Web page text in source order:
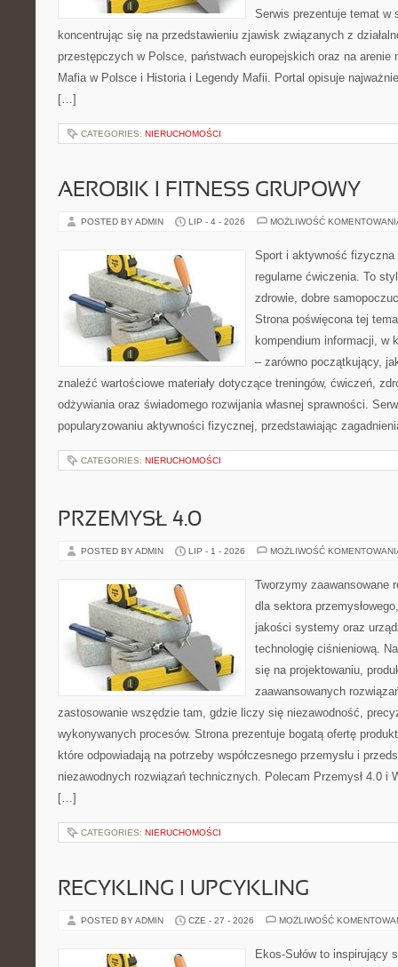
Serwis prezentuje temat w
koncentrując się na przedstawieniu zjawisk związanych z
przestępczych w Polsce, państwach europejskich oraz na arenie
Mafia w Polsce i Historia i Legendy Mafii. Portal opisuje
[…]
CATEGORIES: NIERUCHOMOŚCI
AEROBIK I FITNESS GRUPOWY
POSTED BY ADMIN LIP - 4 - 2026 MOŻLIWOŚĆ
Sport i aktywność
regularne ćwiczenia. To
zdrowie, dobre
Strona poświęcona tej
kompendium informacji, w
– zarówno początkujący,
znaleźć wartościowe materiały dotyczące treningów, ćwiczeń,
odżywiania oraz świadomego rozwijania własnej sprawności.
popularyzowaniu aktywności fizycznej, przedstawiając
CATEGORIES: NIERUCHOMOŚCI
PRZEMYSŁ 4.0
POSTED BY ADMIN LIP - 1 - 2026 MOŻLIWOŚĆ
Tworzymy zaawansowane
dla sektora
jakości systemy oraz
technologię ciśnieniową.
się na projektowaniu,
zaawansowanych
zastosowanie wszędzie tam, gdzie liczy się niezawodność,
wykonywanych procesów. Strona prezentuje bogatą ofertę
które odpowiadają na potrzeby współczesnego przemysłu i
niezawodnych rozwiązań technicznych. Polecam Przemysł 4.0 i
[…]
CATEGORIES: NIERUCHOMOŚCI
RECYKLING I UPCYKLING
POSTED BY ADMIN CZE - 27 - 2026 MOŻLIWOŚĆ
Ekos-Sułów to inspirujący